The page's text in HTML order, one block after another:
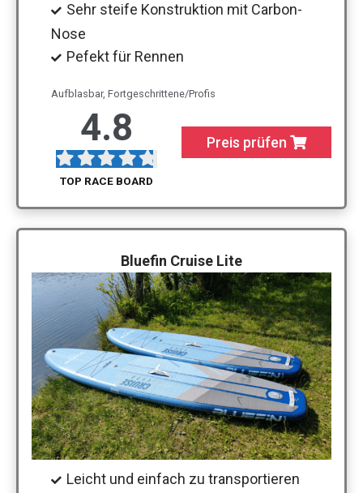
Sehr steife Konstruktion mit Carbon-
Nose
Pefekt für Rennen
Aufblasbar, Fortgeschrittene/Profis
4.8
TOP RACE BOARD
Preis prüfen
Bluefin Cruise Lite
Leicht und einfach zu transportieren